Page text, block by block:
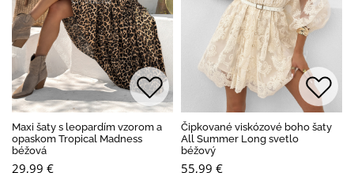
Maxi šaty s leopardím vzorom a
opaskom Tropical Madness
béžová
29,99 €
Čipkované viskózové boho šaty
All Summer Long svetlo
béžový
55,99 €